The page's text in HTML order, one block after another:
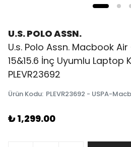
U.S. POLO ASSN.
U.s. Polo Assn. Macbook
15&15.6 İnç Uyumlu Laptop
PLEVR23692
Ürün Kodu: PLEVR23692 - USPA-
₺ 1,299.00